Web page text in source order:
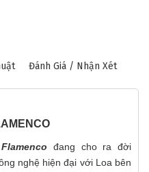
Đánh Giá / Nhận Xét
đang cho ra đời
nghệ hiện đại với Loa bên